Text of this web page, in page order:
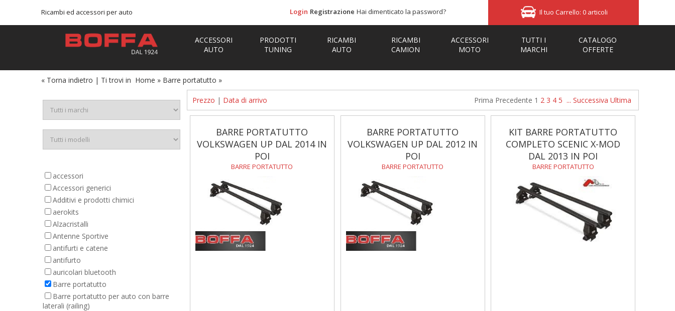
Ricambi ed accessori per auto Login Registrazione Hai dimenticato la password? Il tuo Carrello: 0 articoli
ACCESSORI
AUTO
PRODOTTI
TUNING
RICAMBI
AUTO
RICAMBI
CAMION
ACCESSORI
MOTO
TUTTI I
MARCHI
CATALOGO
OFFERTE
« Torna indietro | Ti trovi in Home » Barre portatutto »
accessori
Accessori generici
Additivi e prodotti chimici
aerokits
Alzacristalli
Antenne Sportive
antifurti e catene
antifurto
auricolari bluetooth
Barre portatutto
Barre portatutto per auto con barre
laterali (railing)
Prezzo | Data di arrivo Prima Precedente 1 2 3 4 5 ... Successiva Ultima
BARRE PORTATUTTO
VOLKSWAGEN UP DAL 2014 IN
POI
BARRE PORTATUTTO
BARRE PORTATUTTO
VOLKSWAGEN UP DAL 2012 IN
POI
BARRE PORTATUTTO
KIT BARRE PORTATUTTO
COMPLETO SCENIC X-MOD
DAL 2013 IN POI
BARRE PORTATUTTO